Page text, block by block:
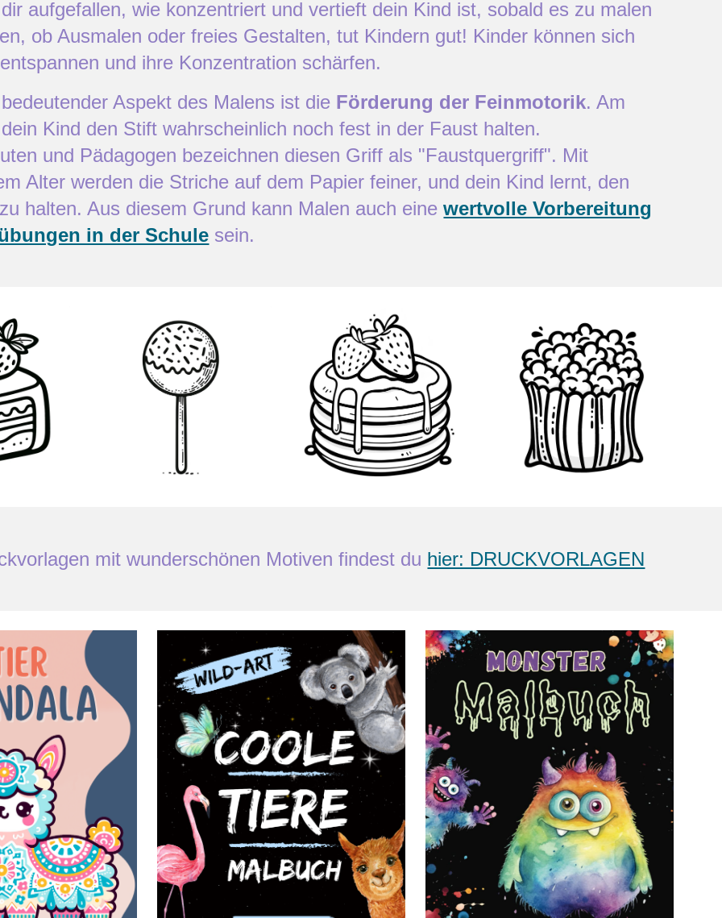
aufgefallen,wie konzentriert und vertieft dein Kind ist, sobald es zu malen
ob Ausmalen oder freies Gestalten, tut Kindern gut! Kinder können sich
und ihre Konzentration schärfen.
Aspekt des Malens ist die Förderung der Feinmotorik. Am
Kind den Stift wahrscheinlich noch fest in der Faust halten.
und Pädagogen bezeichnen diesen Griff als "Faustquergriff". Mit
Alter werden die Striche auf dem Papier feiner, und dein Kind lernt, den
halten. Aus diesem Grund kann Malen auch einewertvolle Vorbereitung
in der Schule sein.
mit wunderschönen Motiven findest du hier: DRUCKVORLAGEN